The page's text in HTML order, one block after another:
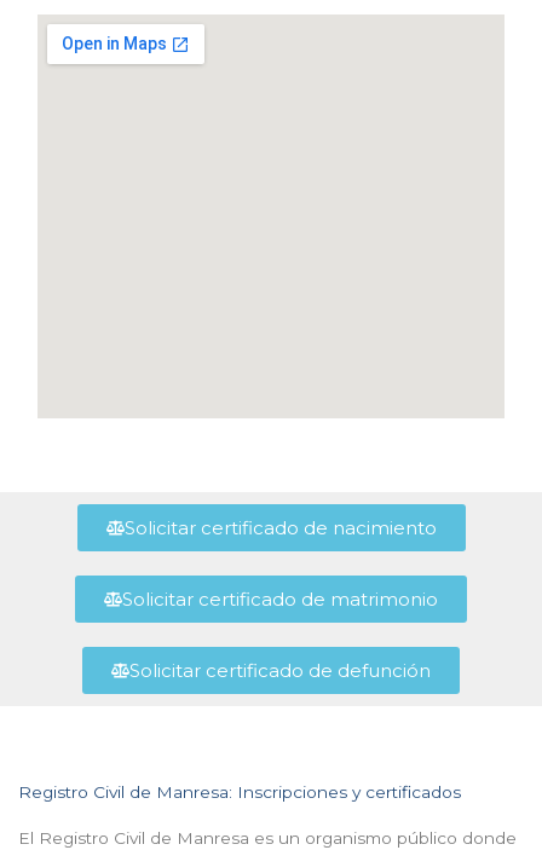
Solicitar certificado de nacimiento
Solicitar certificado de matrimonio
Solicitar certificado de defunción
Registro Civil de Manresa: Inscripciones y certificados
El Registro Civil de Manresa es un organismo público donde